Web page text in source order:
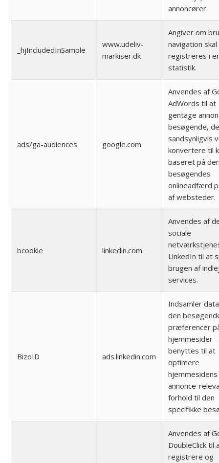
annoncører.
_hjIncludedInSample
www.udeliv-
markiser.dk
Angiver om
navigation skal
registreres i
statistik.
ads/ga-audiences google.com
Anvendes af
AdWords til at
gentage
besøgende,
sandsynligvis
konvertere til
baseret på
besøgendes
onlineadfærd
af websteder.
bcookie linkedin.com
Anvendes af
sociale
LinkedIn til at
brugen af
services.
BizoID ads.linkedin.com
Indsamler
den
præferencer
hjemmesider –
benyttes til at
optimere
hjemmesidens
annonce-
forhold til den
specifikke
Anvendes af
DoubleClick til
registrere og